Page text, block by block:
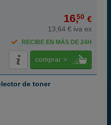
16,50 €
13,64 € iva ex
RECIBE EN MÁS DE 24H
comprar >
de toner